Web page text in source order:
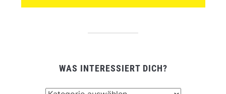
WAS INTERESSIERT DICH?